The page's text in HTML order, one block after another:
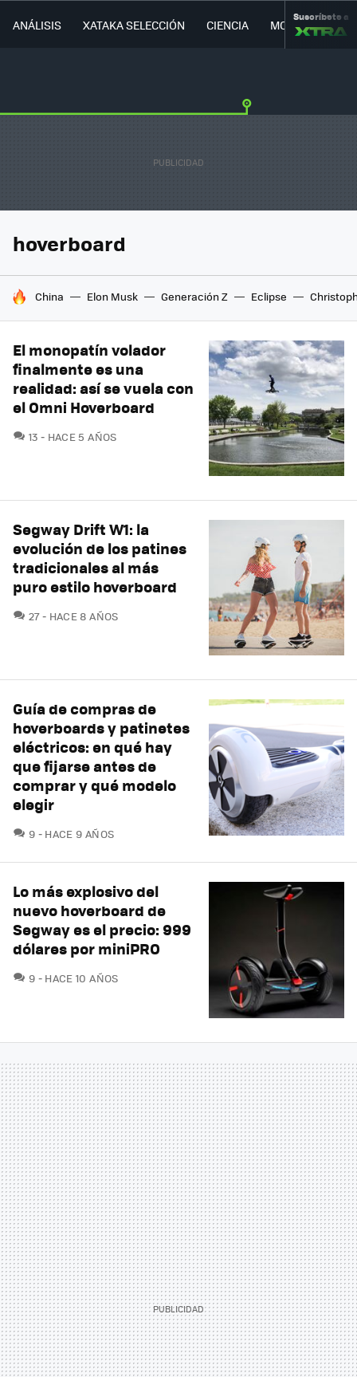
ANÁLISIS XATAKA SELECCIÓN CIENCIA MOVILIDAD
Suscríbete a
hoverboard
HOY SE HABLA DE
China Elon Musk Generación Z Eclipse
El monopatín volador
finalmente es una
realidad: así se vuela con
el Omni Hoverboard
13 COMENTARIOS
HACE 5 AÑOS
Segway Drift W1: la
evolución de los patines
tradicionales al más
puro estilo hoverboard
27COMENTARIOS
HACE 8 AÑOS
Guía de compras de
hoverboards y patinetes
eléctricos: en qué hay
que fijarse antes de
comprar y qué modelo
elegir
9 COMENTARIOS
HACE 9 AÑOS
Lo más explosivo del
nuevo hoverboard de
Segway es el precio: 999
dólares por miniPRO
9 COMENTARIOS
HACE 10 AÑOS